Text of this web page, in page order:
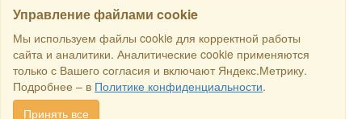
Управление файлами cookie
Мы используем файлы cookie для корректной работы
сайта и аналитики. Аналитические cookie применяются
только с Вашего согласия и включают Яндекс.Метрику.
Подробнее – в Политике конфиденциальности.
Принять все
SEARCH
Copyright © 2016 RS Trade. E-mail:sales@rstradehouse.com
Address: Russia, Moscow, Malaya Pirogovskaya st., 16, room 3c.
Payment methods